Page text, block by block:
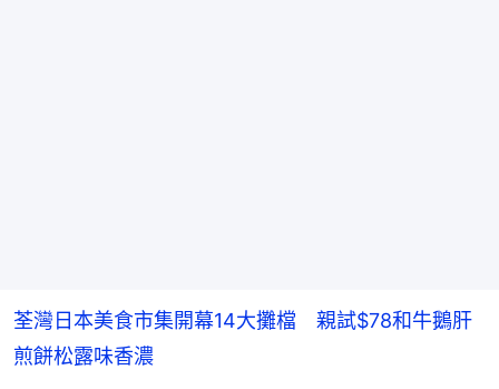
荃灣日本美食市集開幕14大攤檔 親試$78和牛鵝肝
煎餅松露味香濃